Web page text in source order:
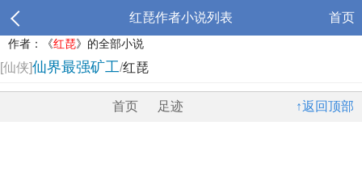
红琵作者小说列表 首页
作者：《红琵》的全部小说
[仙侠]仙界最强矿工/红琵
↑返回顶部
首页 足迹